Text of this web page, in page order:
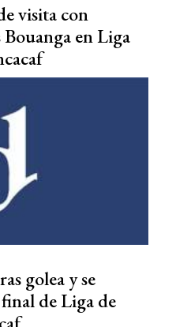
visita con
en Liga
golea y se
de Liga de